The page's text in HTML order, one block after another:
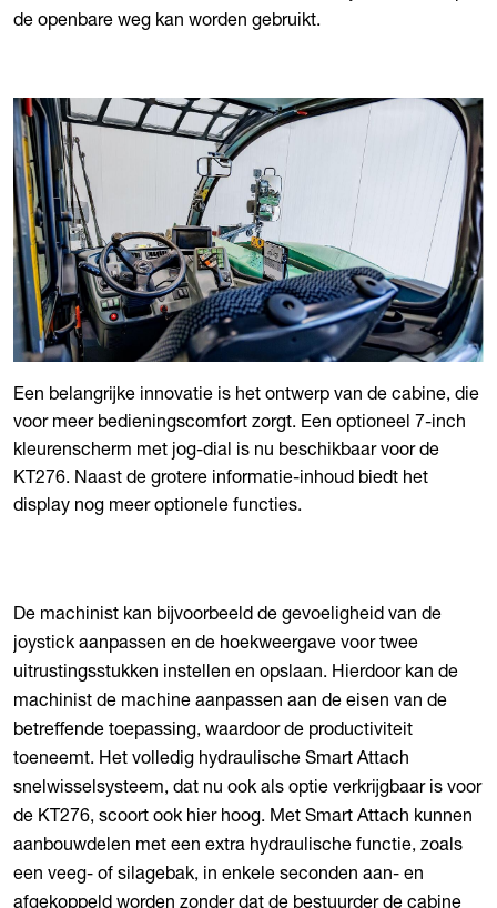
de openbare weg kan worden gebruikt.
Een belangrijke innovatie is het ontwerp van de cabine, die
voor meer bedieningscomfort zorgt. Een optioneel 7-inch
kleurenscherm met jog-dial is nu beschikbaar voor de
KT276. Naast de grotere informatie-inhoud biedt het
display nog meer optionele functies.
De machinist kan bijvoorbeeld de gevoeligheid van de
joystick aanpassen en de hoekweergave voor twee
uitrustingsstukken instellen en opslaan. Hierdoor kan de
machinist de machine aanpassen aan de eisen van de
betreffende toepassing, waardoor de productiviteit
toeneemt. Het volledig hydraulische Smart Attach
snelwisselsysteem, dat nu ook als optie verkrijgbaar is voor
de KT276, scoort ook hier hoog. Met Smart Attach kunnen
aanbouwdelen met een extra hydraulische functie, zoals
een veeg- of silagebak, in enkele seconden aan- en
afgekoppeld worden zonder dat de bestuurder de cabine